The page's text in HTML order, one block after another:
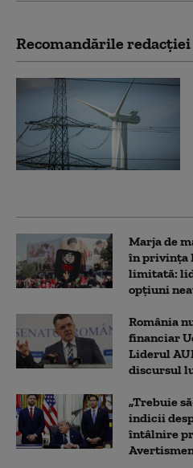
Recomandările redacţiei
Marja de
în privința
limitată:
opțiuni
România
financiar
Liderul
discursul
„Trebuie
indicii
întâlnire